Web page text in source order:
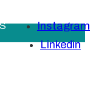
Instagram
Linkedin